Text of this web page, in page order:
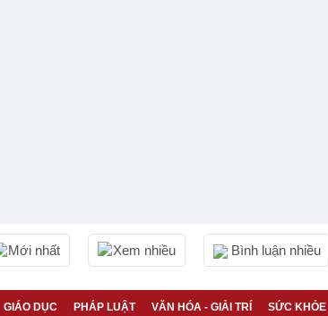
Mới nhất Xem nhiều Bình luận nhiều
GIÁO DỤC PHÁP LUẬT VĂN HÓA - GIẢI TRÍ SỨC KHỎE